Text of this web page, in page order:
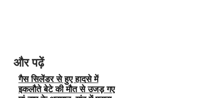
और पढ़ें
गैस सिलेंडर से हुए हादसे में
इकलौते बेटे की मौत से उजड़ गए